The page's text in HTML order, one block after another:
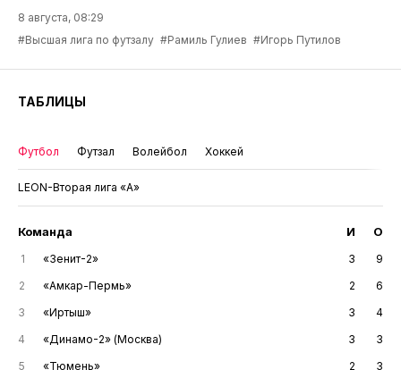
8 августа, 08:29
#Высшая лига по футзалу #Рамиль Гулиев #Игорь Путилов
ТАБЛИЦЫ
Футбол Футзал Волейбол Хоккей
LEON-Вторая лига «А»
Команда И О
1 «Зенит-2» 3
9
2
«Амкар-Пермь» 2
6
3
«Иртыш» 3
4
4
«Динамо-2» (Москва) 3
3
5
«Тюмень» 2
3